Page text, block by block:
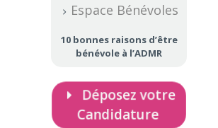
Espace Bénévoles
10 bonnes raisons d’être
bénévole à l’ADMR
Déposez votre
Candidature